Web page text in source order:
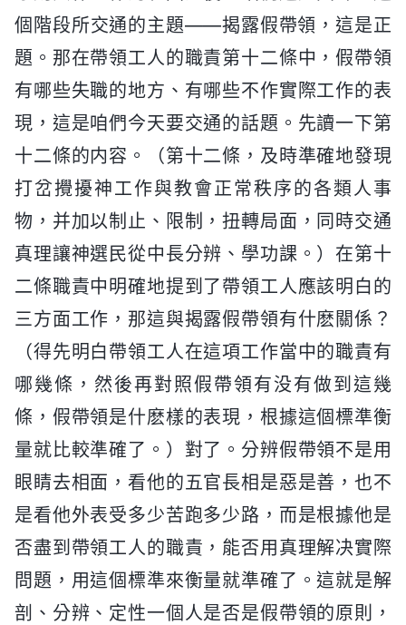
個階段所交通的主題——揭露假帶領，這是正
題。那在帶領工人的職責第十二條中，假帶領
有哪些失職的地方、有哪些不作實際工作的表
現，這是咱們今天要交通的話題。先讀一下第
十二條的内容。（第十二條，及時準確地發現
打岔攪擾神工作與教會正常秩序的各類人事
物，并加以制止、限制，扭轉局面，同時交通
真理讓神選民從中長分辨、學功課。）在第十
二條職責中明確地提到了帶領工人應該明白的
三方面工作，那這與揭露假帶領有什麽關係？
（得先明白帶領工人在這項工作當中的職責有
哪幾條，然後再對照假帶領有没有做到這幾
條，假帶領是什麽樣的表現，根據這個標準衡
量就比較準確了。）對了。分辨假帶領不是用
眼睛去相面，看他的五官長相是惡是善，也不
是看他外表受多少苦跑多少路，而是根據他是
否盡到帶領工人的職責，能否用真理解决實際
問題，用這個標準來衡量就準確了。這就是解
剖、分辨、定性一個人是否是假帶領的原則，